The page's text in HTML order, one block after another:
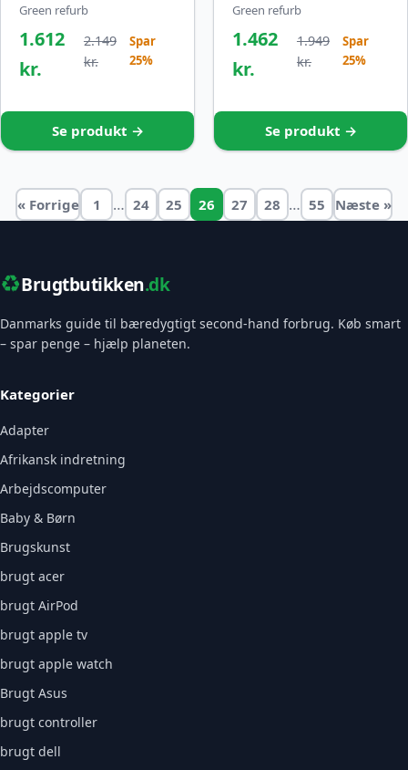
Green refurb
1.612
kr.
2.149
kr.
Spar
25%
Se produkt →
Green refurb
1.462
kr.
1.949
kr.
Spar
25%
Se produkt →
« Forrige 1 … 24 25 26 27 28 … 55 Næste »
♻️Brugtbutikken.dk
Danmarks guide til bæredygtigt second-hand forbrug. Køb smart
– spar penge – hjælp planeten.
Kategorier
Adapter
Afrikansk indretning
Arbejdscomputer
Baby & Børn
Brugskunst
brugt acer
brugt AirPod
brugt apple tv
brugt apple watch
Brugt Asus
brugt controller
brugt dell